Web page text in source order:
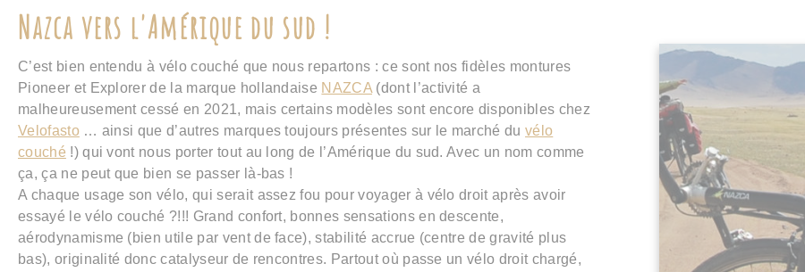
Nazca vers l'Amérique du sud !
C’est bien entendu à vélo couché que nous repartons : ce sont nos fidèles montures
Pioneer et Explorer de la marque hollandaise NAZCA (dont l’activité a
malheureusement cessé en 2021, mais certains modèles sont encore disponibles chez
Velofasto… ainsi que d’autres marques toujours présentes sur le marché duvélo
couché !) qui vont nous porter tout au long de l’Amérique du sud. Avec un nom comme
ça, ça ne peut que bien se passer là-bas !
A chaque usage son vélo, qui serait assez fou pour voyager à vélo droit après avoir
essayé le vélo couché ?!!! Grand confort, bonnes sensations en descente,
aérodynamisme (bien utile par vent de face), stabilité accrue (centre de gravité plus
bas), originalité donc catalyseur de rencontres. Partout où passe un vélo droit chargé,